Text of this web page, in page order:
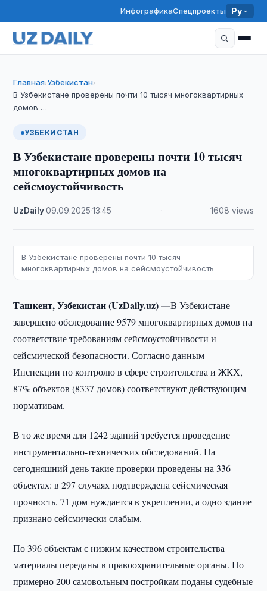
ИнфографикаСпецпроекты Ру
Главная›Узбекистан›
В Узбекистане проверены почти 10 тысяч многоквартирных
домов …
УЗБЕКИСТАН
В Узбекистане проверены почти 10 тысяч
многоквартирных домов на
сейсмоустойчивость
UzDaily·09.09.2025 ·13:45 1608 views
В Узбекистане проверены почти 10 тысяч
многоквартирных домов на сейсмоустойчивость
Ташкент, Узбекистан (UzDaily.uz) —В Узбекистане
завершено обследование 9579 многоквартирных домов на
соответствие требованиям сейсмоустойчивости и
сейсмической безопасности. Согласно данным
Инспекции по контролю в сфере строительства и ЖКХ,
87% объектов (8337 домов) соответствуют действующим
нормативам.
В то же время для 1242 зданий требуется проведение
инструментально-технических обследований. На
сегодняшний день такие проверки проведены на 336
объектах: в 297 случаях подтверждена сейсмическая
прочность, 71 дом нуждается в укреплении, а одно здание
признано сейсмически слабым.
По 396 объектам с низким качеством строительства
материалы переданы в правоохранительные органы. По
примерно 200 самовольным постройкам поданы судебные